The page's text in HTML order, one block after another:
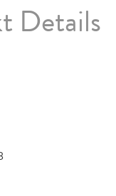
Details